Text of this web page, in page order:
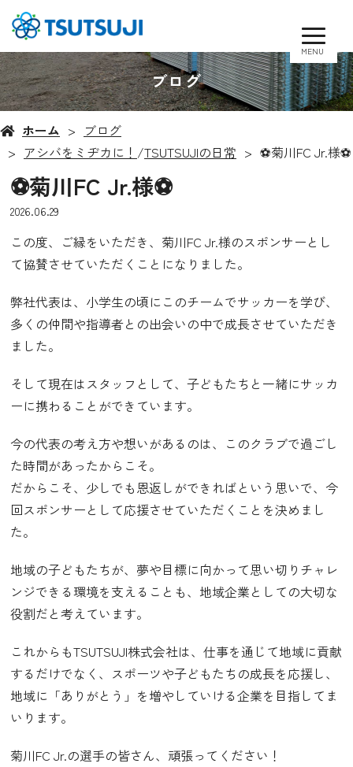
MENU
ブログ
ホーム
ブログ
アシバをミヂカに！ /TSUTSUJIの日常 ⚽️菊川FC Jr.様⚽️
⚽️菊川FC Jr.様⚽️
2026.06.29
この度、ご縁をいただき、菊川FC Jr.様のスポンサーとし
て協賛させていただくことになりました。
弊社代表は、小学生の頃にこのチームでサッカーを学び、
多くの仲間や指導者との出会いの中で成長させていただき
ました。
そして現在はスタッフとして、子どもたちと一緒にサッカ
ーに携わることができています。
今の代表の考え方や想いがあるのは、このクラブで過ごし
た時間があったからこそ。
だからこそ、少しでも恩返しができればという思いで、今
回スポンサーとして応援させていただくことを決めまし
た。
地域の子どもたちが、夢や目標に向かって思い切りチャレ
ンジできる環境を支えることも、地域企業としての大切な
役割だと考えています。
これからもTSUTSUJI株式会社は、仕事を通じて地域に貢献
するだけでなく、スポーツや子どもたちの成長を応援し、
地域に「ありがとう」を増やしていける企業を目指してま
いります。
菊川FC Jr.の選手の皆さん、頑張ってください！